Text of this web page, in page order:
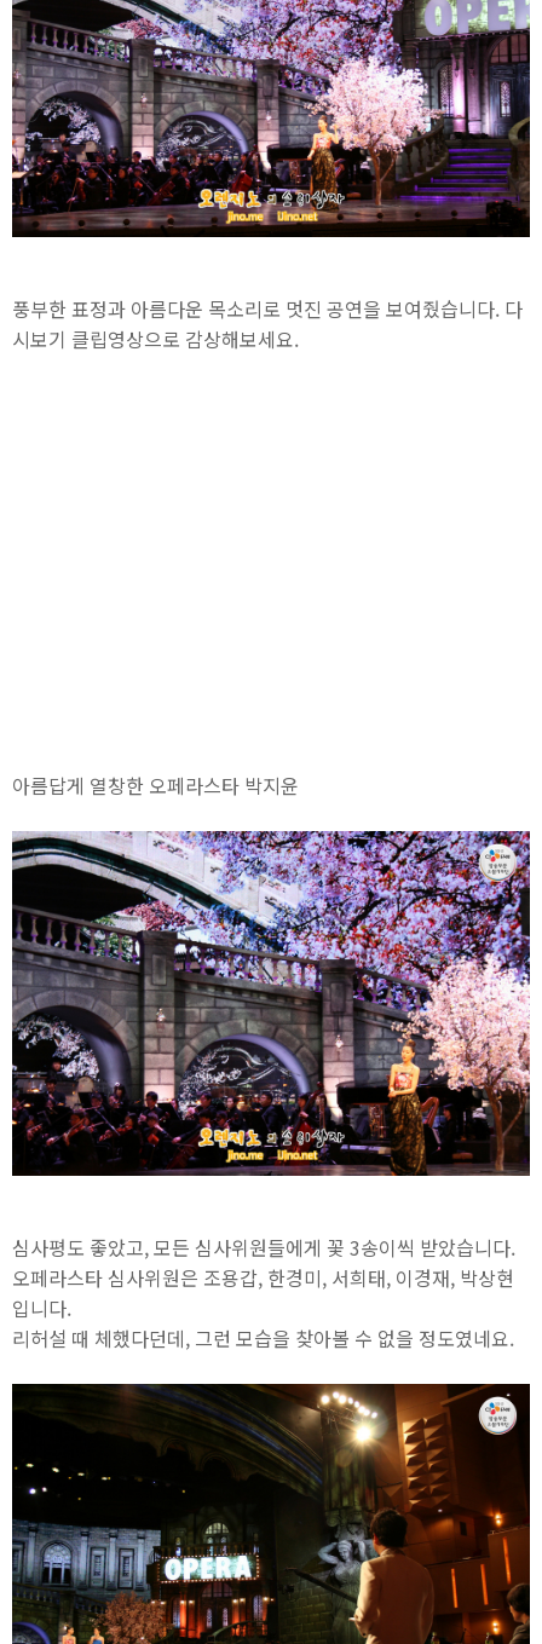
풍부한 표정과 아름다운 목소리로 멋진 공연을 보여줬습니다. 다
시보기 클립영상으로 감상해보세요.
아름답게 열창한 오페라스타 박지윤
심사평도 좋았고, 모든 심사위원들에게 꽃 3송이씩 받았습니다.
오페라스타 심사위원은 조용갑, 한경미, 서희태, 이경재, 박상현
입니다.
리허설 때 체했다던데, 그런 모습을 찾아볼 수 없을 정도였네요.